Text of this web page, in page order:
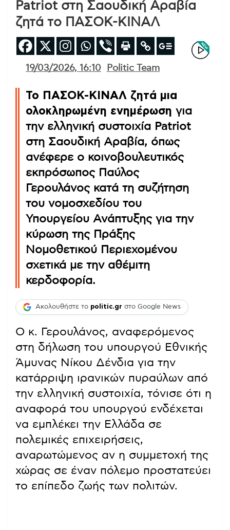
Patriot στη Σαουδική Αραβία
ζητά το ΠΑΣΟΚ-ΚΙΝΑΛ
19/03/2026, 16:10 Politic Team
Το ΠΑΣΟΚ-ΚΙΝΑΛ ζητά μια
ολοκληρωμένη ενημέρωση για
την ελληνική συστοιχία Patriot
στη Σαουδική Αραβία, όπως
ανέφερε ο κοινοβουλευτικός
εκπρόσωπος Παύλος
Γερουλάνος κατά τη συζήτηση
του νομοσχεδίου του
Υπουργείου Ανάπτυξης για την
κύρωση της Πράξης
Νομοθετικού Περιεχομένου
σχετικά με την αθέμιτη
κερδοφορία.
Ακολουθήστε το politic.gr στο Google News
Ο κ. Γερουλάνος, αναφερόμενος
στη δήλωση του υπουργού Εθνικής
Άμυνας Νίκου Δένδια για την
κατάρριψη ιρανικών πυραύλων από
την ελληνική συστοιχία, τόνισε ότι η
αναφορά του υπουργού ενδέχεται
να εμπλέκει την Ελλάδα σε
πολεμικές επιχειρήσεις,
αναρωτώμενος αν η συμμετοχή της
χώρας σε έναν πόλεμο προστατεύει
το επίπεδο ζωής των πολιτών.